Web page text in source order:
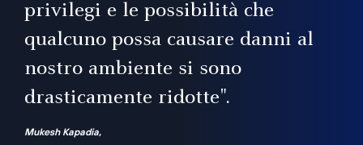
privilegi e le possibilità che
qualcuno possa causare danni al
nostro ambiente si sono
drasticamente ridotte".
Mukesh Kapadia,